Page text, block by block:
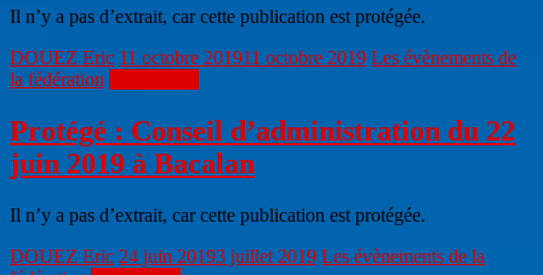
Il n’y a pas d’extrait, car cette publication est protégée.
DOUEZ Eric 11 octobre 201911 octobre 2019 Les évènements de
la fédération
Protégé : Conseil d’administration du 22
juin 2019 à Bacalan
Il n’y a pas d’extrait, car cette publication est protégée.
DOUEZ Eric 24 juin 20193 juillet 2019 Les évènements de la